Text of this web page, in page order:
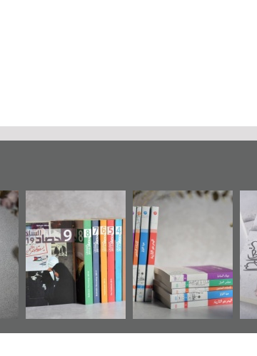
من 5
"مرآة البحرين"
تصدر حصاد
جديدة لمعتقل
عسكري تصدر عن
«مرآة البحرين»